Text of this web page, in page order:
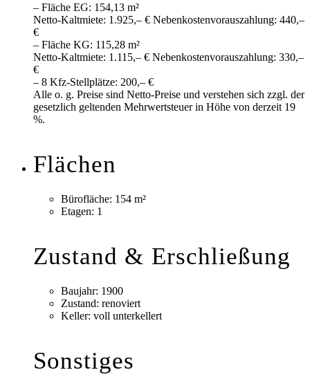
– Fläche EG: 154,13 m²
Netto-Kaltmiete: 1.925,– € Nebenkostenvorauszahlung: 440,–
€
– Fläche KG: 115,28 m²
Netto-Kaltmiete: 1.115,– € Nebenkostenvorauszahlung: 330,–
€
– 8 Kfz-Stellplätze: 200,– €
Alle o. g. Preise sind Netto-Preise und verstehen sich zzgl. der
gesetzlich geltenden Mehrwertsteuer in Höhe von derzeit 19
%.
Flächen
Bürofläche: 154 m²
Etagen: 1
Zustand & Erschließung
Baujahr: 1900
Zustand: renoviert
Keller: voll unterkellert
Sonstiges